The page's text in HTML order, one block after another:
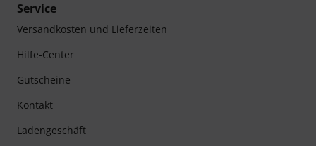
Service
Versandkosten und Lieferzeiten
Hilfe-Center
Gutscheine
Kontakt
Ladengeschäft